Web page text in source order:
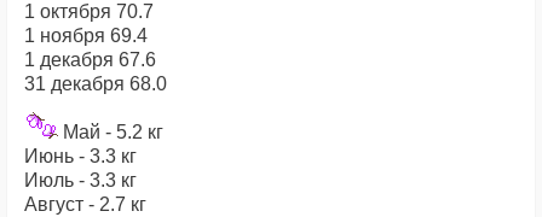
1 октября 70.7
1 ноября 69.4
1 декабря 67.6
31 декабря 68.0
Май - 5.2 кг
Июнь - 3.3 кг
Июль - 3.3 кг
Август - 2.7 кг